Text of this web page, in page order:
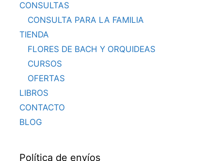
CONSULTAS
CONSULTA PARA LA FAMILIA
TIENDA
FLORES DE BACH Y ORQUIDEAS
CURSOS
OFERTAS
LIBROS
CONTACTO
BLOG
Política de envíos